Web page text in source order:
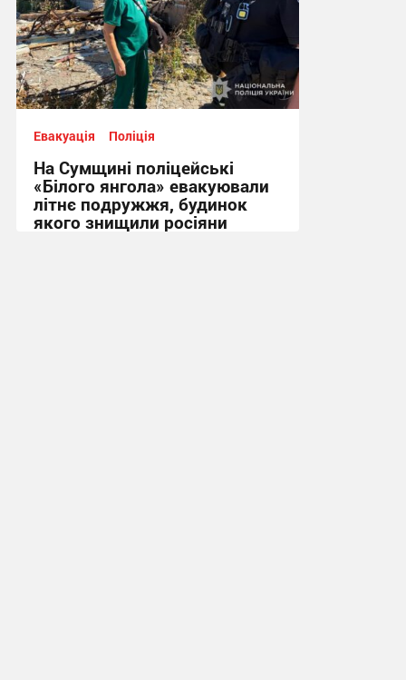
Евакуація Поліція
На Сумщині поліцейські
«Білого янгола» евакуювали
літнє подружжя, будинок
якого знищили росіяни